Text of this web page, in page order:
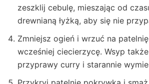
zeszklij cebulę, mieszając od
drewnianą łyżką, aby się nie
Zmniejsz ogień i wrzuć na
wcześniej ciecierzycę. Wsyp
przyprawy curry i starannie